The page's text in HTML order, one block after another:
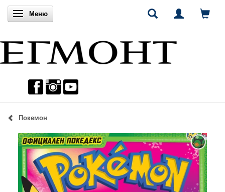
Включи навигацията
Меню
Покемон